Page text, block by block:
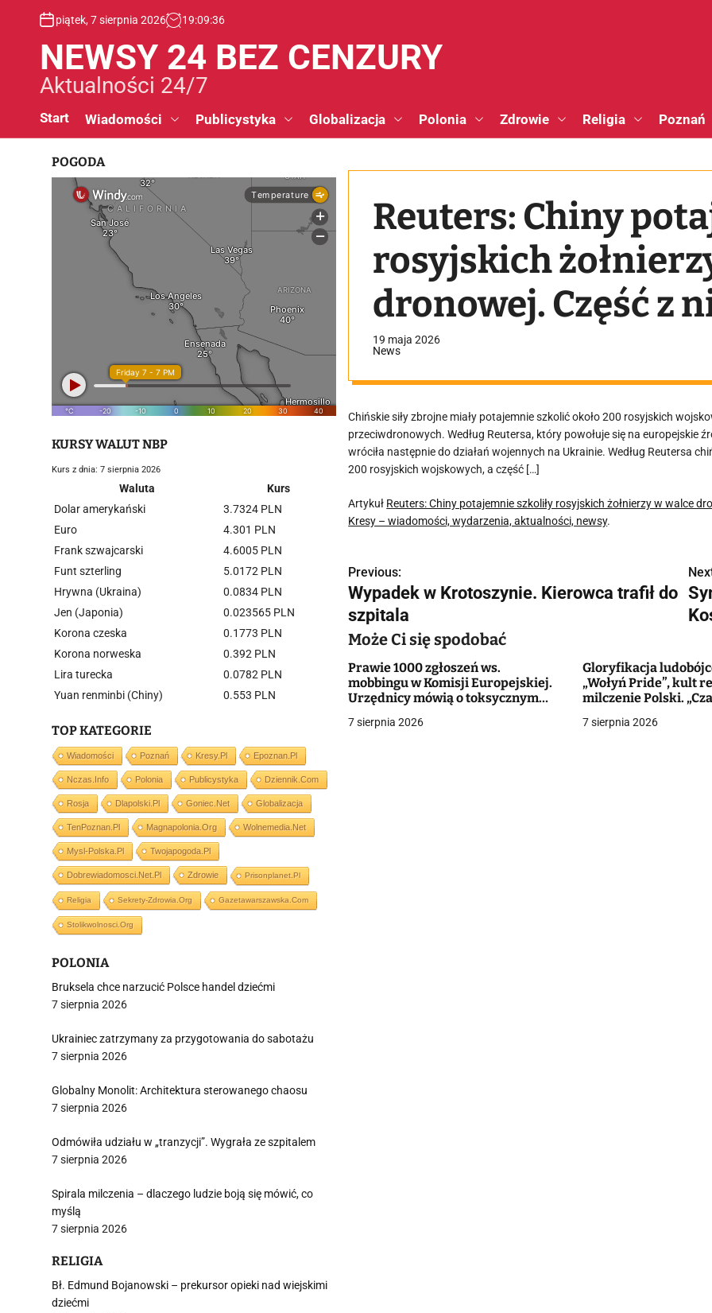
piątek, 7 sierpnia 2026 19:09:37
NEWSY 24 BEZ CENZURY
Aktualności 24/7
Start Wiadomości Publicystyka Globalizacja Polonia Zdrowie Religia Poznań
Reuters: Chiny
rosyjskich
dronowej. Część z
na Ukrainę
19 maja 2026
News
Chińskie siły zbrojne miały potajemnie szkolić około 200 rosyjskich
przeciwdronowych. Według Reutersa, który powołuje się na europejskie
wróciła następnie do działań wojennych na Ukrainie. Według Reutersa
200 rosyjskich wojskowych, a część […]
Artykuł Reuters: Chiny potajemnie szkoliły rosyjskich żołnierzy w walce
Kresy – wiadomości, wydarzenia, aktualności, newsy.
N
a
w
i
g
a
Previous:
Wypadek w Krotoszynie. Kierowca trafił do
szpitala
Może Ci się spodobać
Prawie 1000 zgłoszeń ws.
mobbingu w Komisji Europejskiej.
Urzędnicy mówią o toksycznym
7 sierpnia 2026
Gloryfikacja
„Wołyń Pride”, kult
milczenie Polski.
7 sierpnia 2026
POGODA
KURSY WALUT NBP
Kurs z dnia: 7 sierpnia 2026
Waluta
Kurs
Dolar amerykański
3.7324 PLN
Euro
4.301 PLN
Frank szwajcarski
4.6005 PLN
Funt szterling
5.0172 PLN
Hrywna (Ukraina)
0.0834 PLN
Jen (Japonia)
0.023565 PLN
Korona czeska
0.1773 PLN
Korona norweska
0.392 PLN
Lira turecka
0.0782 PLN
Yuan renminbi (Chiny)
0.553 PLN
TOP KATEGORIE
Wiadomości Poznań Kresy.pl Epoznan.pl
Nczas.info Polonia Publicystyka Dziennik.com
Rosja Dlapolski.pl Goniec.net Globalizacja
TenPoznan.pl Magnapolonia.org Wolnemedia.net
Mysl-Polska.pl Twojapogoda.pl
Dobrewiadomosci.net.pl Zdrowie Prisonplanet.pl
Religia Sekrety-Zdrowia.org Gazetawarszawska.com
Stolikwolnosci.org
POLONIA
Bruksela chce narzucić Polsce handel dziećmi
7 sierpnia 2026
Ukrainiec zatrzymany za przygotowania do sabotażu
7 sierpnia 2026
Globalny Monolit: Architektura sterowanego chaosu
7 sierpnia 2026
Odmówiła udziału w „tranzycji”. Wygrała ze szpitalem
7 sierpnia 2026
Spirala milczenia – dlaczego ludzie boją się mówić, co
myślą
7 sierpnia 2026
RELIGIA
Bł. Edmund Bojanowski – prekursor opieki nad wiejskimi
dziećmi